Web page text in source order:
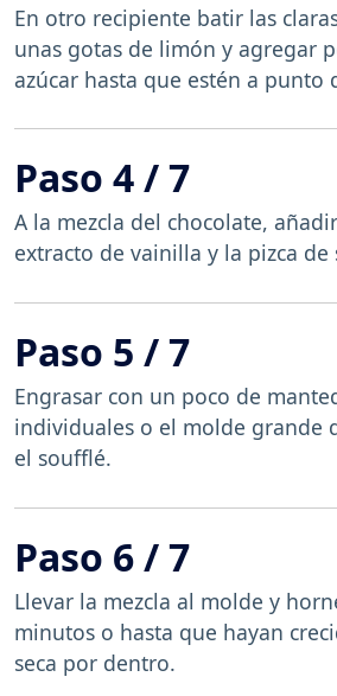
En otro recipiente batir las
unas gotas de limón y agregar
azúcar hasta que estén a punto
Paso 4 / 7
A la mezcla del chocolate,
extracto de vainilla y la pizca de
Paso 5 / 7
Engrasar con un poco de
individuales o el molde grande
el soufflé.
Paso 6 / 7
Llevar la mezcla al molde y
minutos o hasta que hayan
seca por dentro.